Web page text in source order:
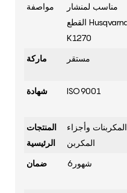
مواصفة
مناسب لمنشار
القطع Husqvarna
K1270
ماركة مستقر
شهادة ISO9001
المنتجات
الرئيسية
المكربنات وأجزاء
المكربن
ضمان شهور6